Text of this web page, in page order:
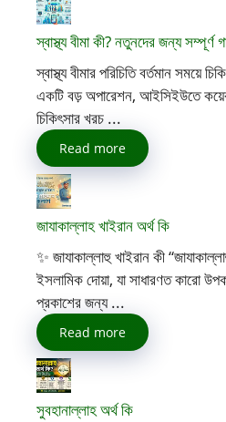
স্বাস্থ্য বীমা কী? নতুনদের জন্য
স্বাস্থ্য বীমার পরিচিতি বর্তমান সময়ে
একটি বড় অপারেশন, আইসিইউতে
চিকিৎসার খরচ ...
Read more
জাযাকাল্লাহ খাইরান অর্থ কি
✨ জাযাকাল্লাহু খাইরান কী
ইসলামিক দোয়া, যা সাধারণত কারো
প্রকাশের জন্য ...
Read more
সুবহানাল্লাহ অর্থ কি